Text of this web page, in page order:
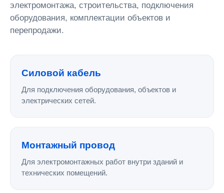
электромонтажа, строительства, подключения
оборудования, комплектации объектов и
перепродажи.
Силовой кабель
Для подключения оборудования, объектов и
электрических сетей.
Монтажный провод
Для электромонтажных работ внутри зданий и
технических помещений.